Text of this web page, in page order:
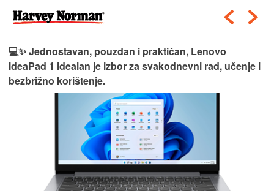
💻✨ Jednostavan, pouzdan i praktičan, Lenovo
IdeaPad 1 idealan je izbor za svakodnevni rad, učenje i
bezbrižno korištenje.